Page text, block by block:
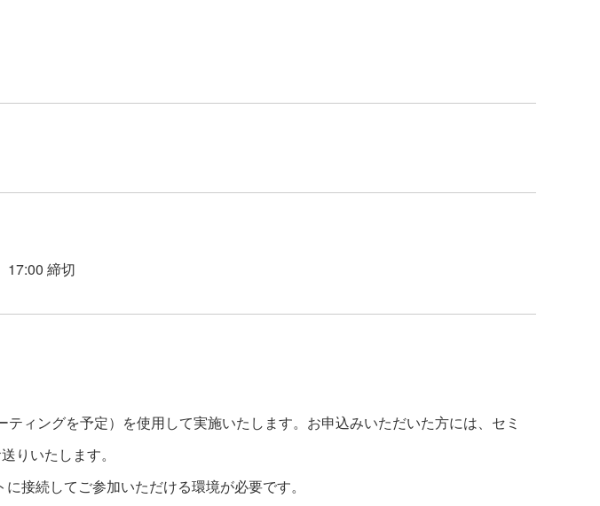
17:00 締切
ィングを予定）を使用して実施いたします。お申込みいただいた方には、セミ
りいたします。
接続してご参加いただける環境が必要です。